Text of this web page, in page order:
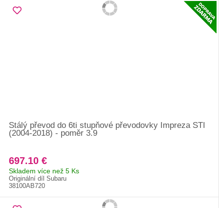
Stálý převod do 6ti stupňové převodovky Impreza STI
(2004-2018) - poměr 3.9
697.10 €
Skladem více než 5 Ks
Originální díl Subaru
38100AB720